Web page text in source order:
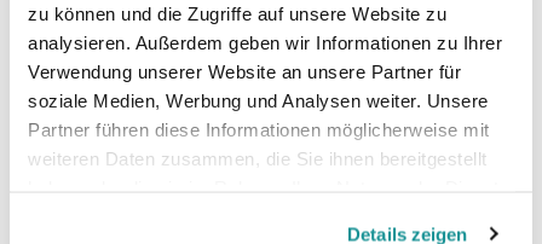
zu können und die Zugriffe auf unsere Website zu
analysieren. Außerdem geben wir Informationen zu Ihrer
Verwendung unserer Website an unsere Partner für
soziale Medien, Werbung und Analysen weiter. Unsere
Partner führen diese Informationen möglicherweise mit
weiteren Daten zusammen, die Sie ihnen bereitgestellt
Details zeigen
Zertifizierungen:
Vegan, faire Arbeitsbedingungen, Oeko-Tex 100,
Better cotton (BCI cotton)